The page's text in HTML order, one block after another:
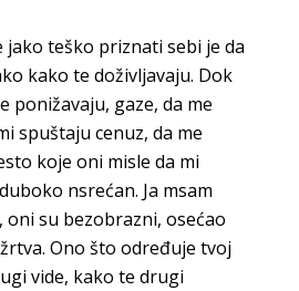
jako teško priznati sebi je da
kako te doživljavaju. Dok
ponižavaju, gaze, da me
spuštaju cenuz, da me
koje oni misle da mi
nsrećan. Ja msam
oni su bezobrazni, osećao
Ono što određuje tvoj
vide, kako te drugi